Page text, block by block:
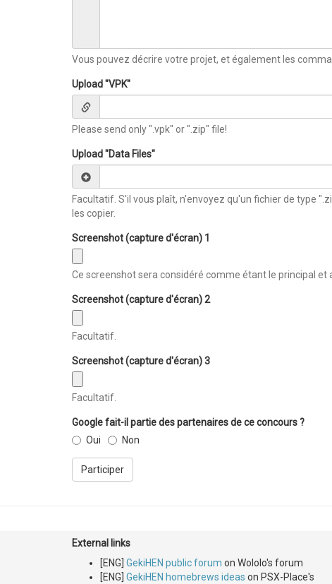
Vous pouvez décrire votre projet, et également les
Upload "VPK"
Please send only ".vpk" or ".zip" file!
Upload "Data Files"
Facultatif. S'il vous plaît, n'envoyez qu'un fichier de type
les copier.
Screenshot (capture d'écran) 1
Ce screenshot sera considéré comme étant le principal et
Screenshot (capture d'écran) 2
Facultatif.
Screenshot (capture d'écran) 3
Facultatif.
Google fait-il partie des partenaires de ce concours ?
Oui
Non
Participer
External links
[ENG] GekiHEN public forum on Wololo's forum
[ENG] GekiHEN homebrews ideas on PSX-Place's